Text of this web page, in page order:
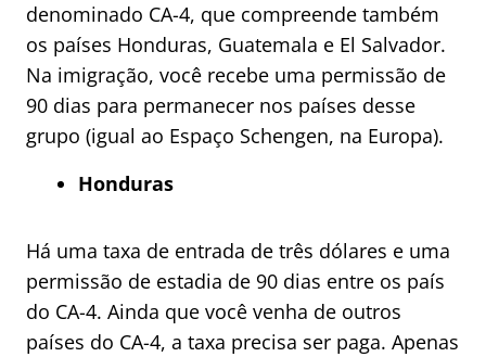
denominado CA-4, que compreende também
os países Honduras, Guatemala e El Salvador.
Na imigração, você recebe uma permissão de
90 dias para permanecer nos países desse
grupo (igual ao Espaço Schengen, na Europa).
Honduras
Há uma taxa de entrada de três dólares e uma
permissão de estadia de 90 dias entre os país
do CA-4. Ainda que você venha de outros
países do CA-4, a taxa precisa ser paga. Apenas